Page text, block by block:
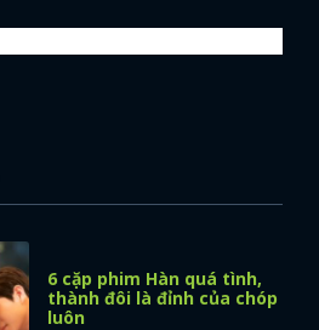
6 cặp phim Hàn quá tình,
thành đôi là đỉnh của chóp
luôn